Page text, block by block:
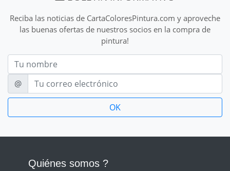
Reciba las noticias de CartaColoresPintura.com y aproveche
las buenas ofertas de nuestros socios en la compra de
pintura!
Nom
E-mail
@
Quiénes somos ?